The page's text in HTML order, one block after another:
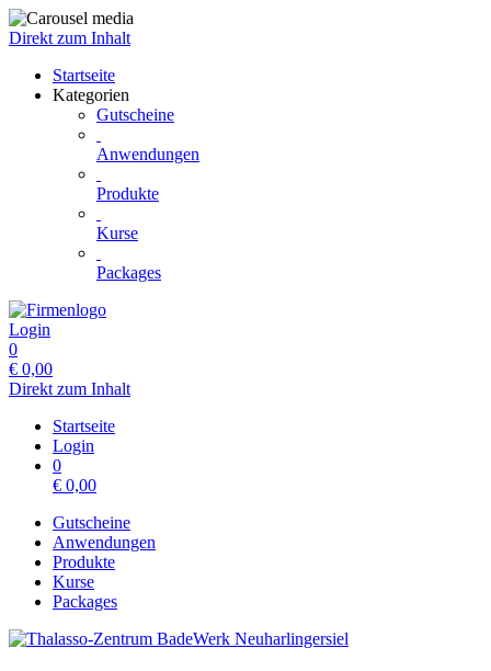
Direkt zum Inhalt
Startseite
Kategorien
Gutscheine
Anwendungen
Produkte
Kurse
Packages
Login
0
€ 0,00
Direkt zum Inhalt
Startseite
Login
0
€ 0,00
Gutscheine
Anwendungen
Produkte
Kurse
Packages